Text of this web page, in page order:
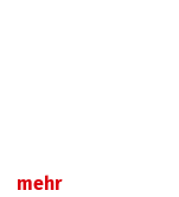
mehr